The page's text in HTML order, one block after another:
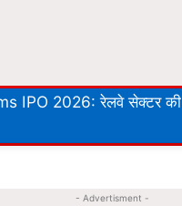
IPO 2026: रेलवे सेक्टर की
- Advertisment -